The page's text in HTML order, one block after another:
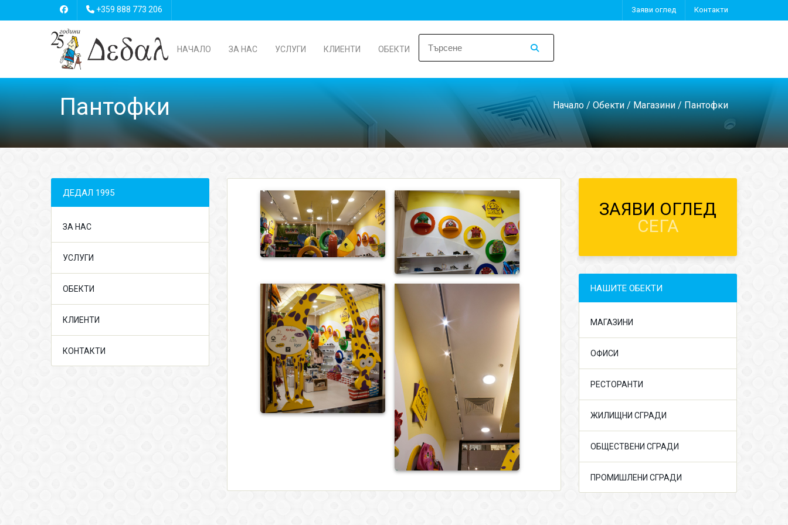
+359 888 773 206 Заяви оглед Контакти
НАЧАЛО ЗА НАС УСЛУГИ КЛИЕНТИ ОБЕКТИ
Пантофки Начало/ Обекти / Магазини / Пантофки
ДЕДАЛ 1995
ЗА НАС
УСЛУГИ
ОБЕКТИ
КЛИЕНТИ
КОНТАКТИ
ЗАЯВИ ОГЛЕД
СЕГА
НАШИТЕ ОБЕКТИ
МАГАЗИНИ
ОФИСИ
РЕСТОРАНТИ
ЖИЛИЩНИ СГРАДИ
ОБЩЕСТВЕНИ СГРАДИ
ПРОМИШЛЕНИ СГРАДИ